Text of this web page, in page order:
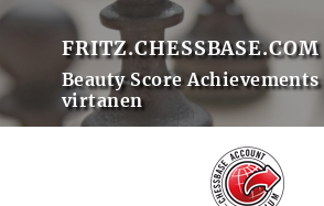
FRITZ.CHESSBASE.COM
Beauty Score
virtanen